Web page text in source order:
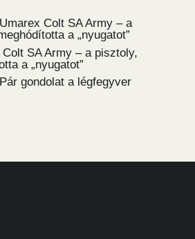
Umarex Colt SA Army – a
a „nyugatot”
SA Army – a pisztoly,
a „nyugatot”
Pár gondolat a légfegyver